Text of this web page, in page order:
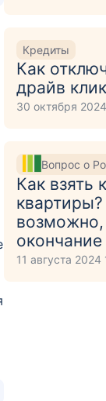
Кредиты
Как
драйв
30 октября
Вопрос о
Как взять
возможно,
11 августа 2024